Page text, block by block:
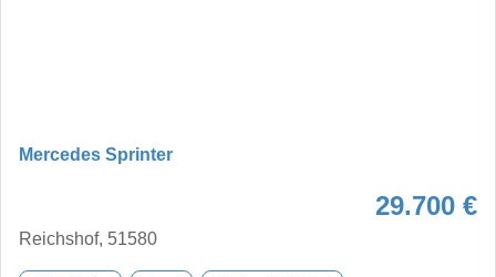
Mercedes Sprinter
29.700 €
Reichshof, 51580